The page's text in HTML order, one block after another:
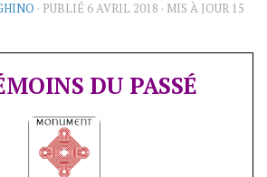
· PUBLIÉ 6 AVRIL 2018 · MIS À JOUR 15
DU PASSÉ